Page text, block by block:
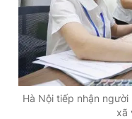
Theo dõi báo trên
Hotline
0906 645 777
Hà Nội tiếp nhận
xã